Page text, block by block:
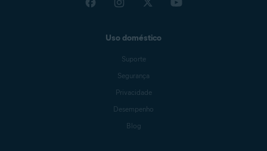
Uso doméstico
Suporte
Segurança
Privacidade
Desempenho
Blog